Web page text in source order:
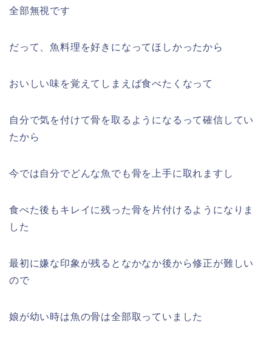
全部無視です
だって、魚料理を好きになってほしかったから
おいしい味を覚えてしまえば食べたくなって
自分で気を付けて骨を取るようになるって確信してい
たから
今では自分でどんな魚でも骨を上手に取れますし
食べた後もキレイに残った骨を片付けるようになりま
した
最初に嫌な印象が残るとなかなか後から修正が難しい
ので
娘が幼い時は魚の骨は全部取っていました